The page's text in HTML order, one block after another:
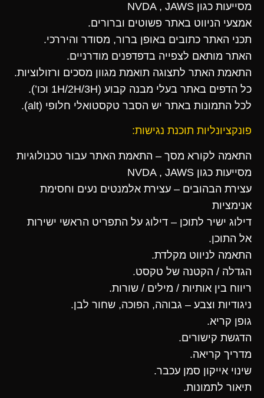
מסייעות כגון NVDA , JAWS
אמצעי הניווט באתר פשוטים וברורים.
תכני האתר כתובים באופן ברור, מסודר והיררכי.
האתר מותאם לצפייה בדפדפנים מודרניים.
התאמת האתר לתצוגה תואמת מגוון מסכים ורזולוציות.
כל הדפים באתר בעלי מבנה קבוע (1H/2H/3H וכו’).
לכל התמונות באתר יש הסבר טקסטואלי חלופי (alt).
פונקציונליות תוכנת נגישות:
התאמה לקורא מסך – התאמת האתר עבור טכנולוגיות
מסייעות כגון NVDA , JAWS
עצירת הבהובים – עצירת אלמנטים נעים וחסימת
אנימציות
דילוג ישיר לתוכן – דילוג על התפריט הראשי ישירות
אל התוכן.
התאמה לניווט מקלדת.
הגדלה / הקטנה של טקסט.
ריווח בין אותיות / מילים / שורות.
ניגודיות וצבע – גבוהה, הפוכה, שחור לבן.
גופן קריא.
הדגשת קישורים.
מדריך קריאה.
שינוי אייקון סמן עכבר.
תיאור לתמונות.